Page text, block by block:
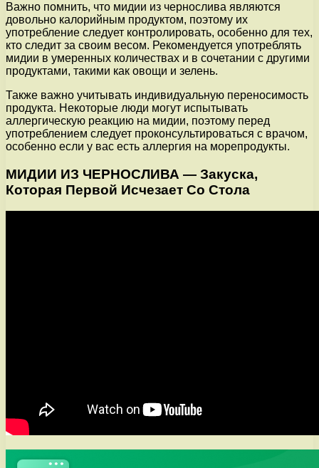
Важно помнить, что мидии из чернослива являются
довольно калорийным продуктом, поэтому их
употребление следует контролировать, особенно для тех,
кто следит за своим весом. Рекомендуется употреблять
мидии в умеренных количествах и в сочетании с другими
продуктами, такими как овощи и зелень.
Также важно учитывать индивидуальную переносимость
продукта. Некоторые люди могут испытывать
аллергическую реакцию на мидии, поэтому перед
употреблением следует проконсультироваться с врачом,
особенно если у вас есть аллергия на морепродукты.
МИДИИ ИЗ ЧЕРНОСЛИВА — Закуска,
Которая Первой Исчезает Со Стола